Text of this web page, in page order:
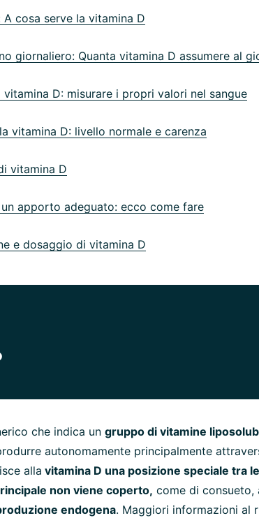
cosa serve la vitamina D
giornaliero: Quanta vitamina D assumere al
D: misurare i propri valori nel sangue
vitamina D: livello normale e carenza
vitamina D
apporto adeguato: ecco come fare
e dosaggio di vitamina D
che indica un gruppo di vitamine
autonomamente principalmente
alla vitamina D una posizione speciale tra
non viene coperto, come di consueto,
endogena. Maggiori informazioni al